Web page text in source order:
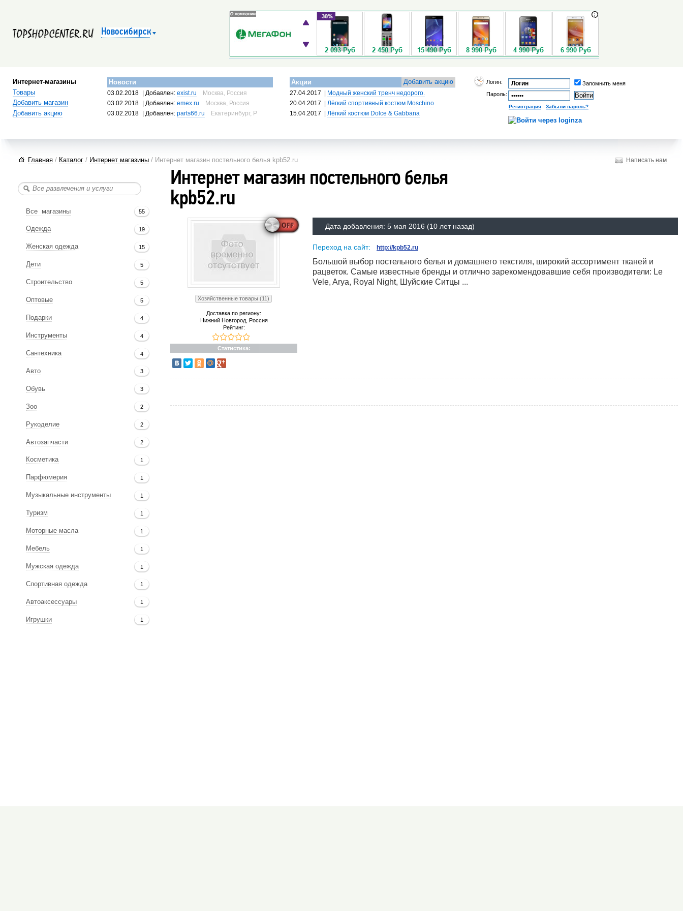
Новосибирск
Интернет-магазины
Товары
Добавить магазин
Добавить акцию
Новости
03.02.2018 | Добавлен: exist.ru
Москва, Россия
03.02.2018
| Добавлен: emex.ru
Москва, Россия
03.02.2018
| Добавлен: parts66.ru Екатеринбург, Россия
Добавить акцию
Акции
27.04.2017
Модный женский тренч недорого.
20.04.2017
Лёгкий спортивный костюм Moschino
15.04.2017
Лёгкий костюм Dolce & Gabbana
Логин:
Запомнить меня
Пароль:
Регистрация| Забыли пароль?
Написать нам
Главная / Каталог / Интернет магазины / Интернет магазин постельного белья kpb52.ru
Все магазины 55
Одежда 19
Женская одежда 15
Дети 5
Строительство 5
Оптовые 5
Подарки 4
Инструменты 4
Сантехника 4
Авто 3
Обувь 3
Зоо 2
Рукоделие 2
Автозапчасти 2
Косметика 1
Парфюмерия 1
Музыкальные инструменты 1
Туризм 1
Моторные масла 1
Мебель 1
Мужская одежда 1
Спортивная одежда 1
Автоаксессуары 1
Игрушки 1
Интернет магазин постельного белья
kpb52.ru
Хозяйственные товары (11)
Доставка по региону:
Нижний Новгород, Россия
Рейтинг:
Статистика:
Дата добавления: 5 мая 2016 (10 лет назад)
Переход на сайт: http://kpb52.ru
Большой выбор постельного белья и домашнего текстиля, широкий ассортимент тканей и
рацветок. Самые известные бренды и отлично зарекомендовавшие себя производители: Le
Vele, Arya, Royal Night, Шуйские Ситцы ...